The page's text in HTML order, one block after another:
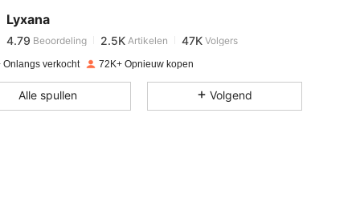
Lyxana
4.79 Beoordeling 2.5K Artikelen 47K Volgers
K***abetaalde1 dag geleden
4.79 2.5K 47K
Onlangs verkocht 72K+ Opnieuw kopen
Alle spullen Volgend